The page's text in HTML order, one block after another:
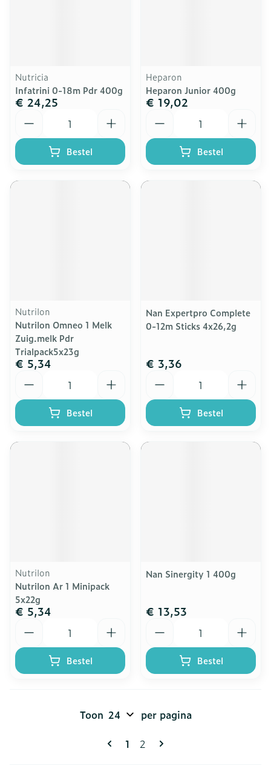
Nutricia
Infatrini 0-18m Pdr 400g
€ 24,25
Bestel
Heparon
Heparon Junior 400g
€ 19,02
Bestel
Nutrilon
Nutrilon Omneo 1 Melk
Zuig.melk Pdr
Trialpack5x23g
€ 5,34
Bestel
Nan Expertpro Complete
0-12m Sticks 4x26,2g
€ 3,36
Bestel
Nutrilon
Nutrilon Ar 1 Minipack
5x22g
€ 5,34
Bestel
Nan Sinergity 1 400g
€ 13,53
Bestel
Pagina's
U lees momenteel pagina
1 Pagina
2
Toon per pagina